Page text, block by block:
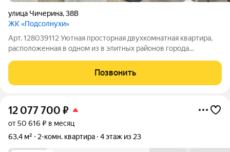
улица Чичерина,38В
ЖК «Подсолнухи»
Арт. 128039112 Уютная просторная двухкомнатная квартира,
расположенная в одном из в элитных районов города
Квартира общей площадью 53,7 кв.м. без учета балкона (
7,8кв.м.) Имеет очень удобную
Позвонить
12 077 700 ₽
от 50 616 ₽ в месяц
63,4 м²
2-комн. квартира 4 этаж из 23